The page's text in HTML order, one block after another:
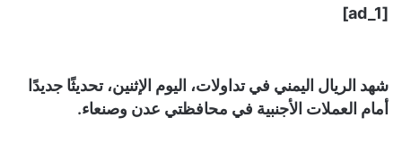
[ad_1]
شهد الريال اليمني في تداولات، اليوم الإثنين، تحديثًا جديدًا
أمام العملات الأجنبية في محافظتي عدن وصنعاء.